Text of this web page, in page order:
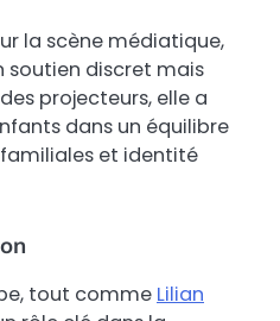
la scène médiatique,
soutien discret mais
projecteurs, elle a
dans un équilibre
et identité
tout comme Lilian